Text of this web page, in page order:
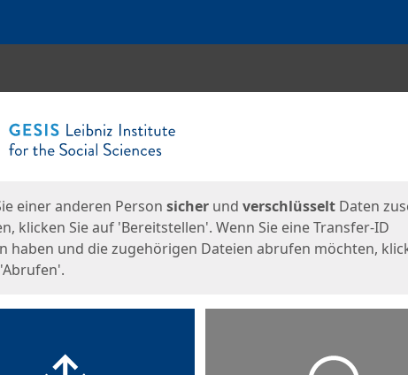
einer anderen Person sicher und verschlüsselt Daten
klicken Sie auf 'Bereitstellen'. Wenn Sie eine Transfer-ID
haben und die zugehörigen Dateien abrufen möchten,